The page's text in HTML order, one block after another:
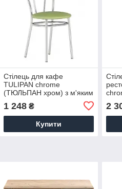
Стілець для кафе
TULIPAN chrome
(ТЮЛЬПАН хром) з м'яким
спинкою
1 248₴
Купити
2